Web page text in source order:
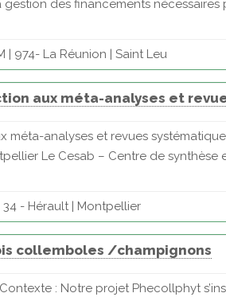
des financements nécessaires
| 974- La Réunion | Saint Leu
aux méta-analyses et
méta-analyses et revues
Le Cesab – Centre de synthèse
34 - Hérault | Montpellier
collemboles /champignons
: Notre projet Phecollphyt